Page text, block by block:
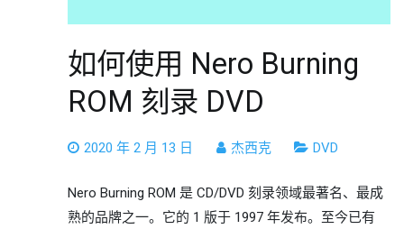
如何使用 Nero Burning
ROM 刻录 DVD
2020 年 2 月 13 日 杰西克 DVD
Nero Burning ROM 是 CD/DVD 刻录领域最著名、最成
熟的品牌之一。它的 1 版于 1997 年发布。至今已有